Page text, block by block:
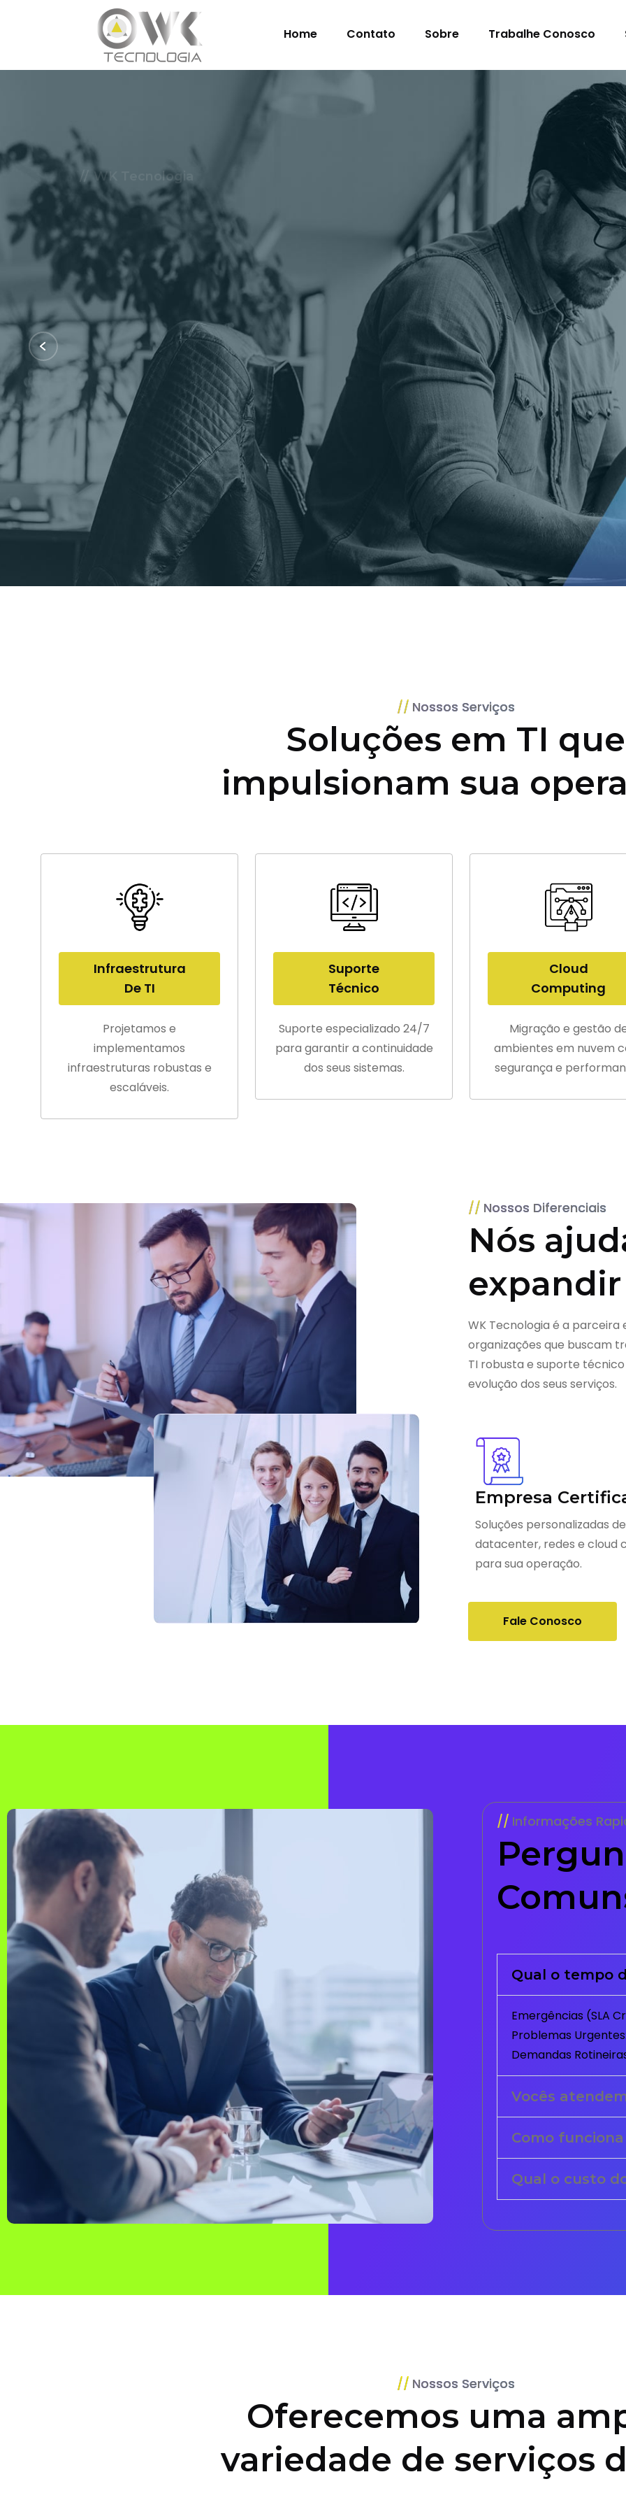
Home Contato Sobre Trabalhe Conosco
WK Tecnologia
Soluções Para
Nuvem.
Certificações: AWS Partner, Microsoft Gold
Fale Conosco
Nossos Serviços
Soluções em TI que
impulsionam sua
Infraestrutura
De TI
Projetamos e
implementamos
infraestruturas robustas e
escaláveis.
Suporte
Técnico
Suporte especializado 24/7
para garantir a continuidade
dos seus sistemas.
Cloud
Computing
Migração e gestão
ambientes em nuvem
segurança e
Nossos Diferenciais
Nós
WK Tecnologia é a
organizações que buscam
TI robusta e suporte
evolução dos seus serviços.
Empresa
Soluções personalizadas de
datacenter, redes e cloud
para sua operação.
Fale Conosco
Informações
Qual o tempo
Emergências (SLA
Problemas
Demandas
Vocês
Como
Qual o custo
Nossos Serviços
Oferecemos uma
variedade de serviços